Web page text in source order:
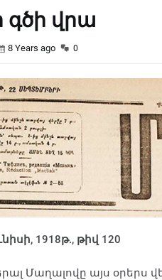
գծի վրա
8 Years ago 0
1918թ., թիվ 120
Մաղալովը այս օրերս